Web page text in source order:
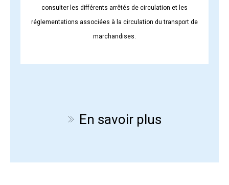
consulter les différents arrêtés de circulation et les
réglementations associées à la circulation du transport de
marchandises.
En savoir plus